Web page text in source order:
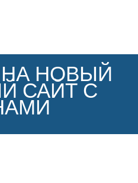
НОВЫЙ
САЙТ С